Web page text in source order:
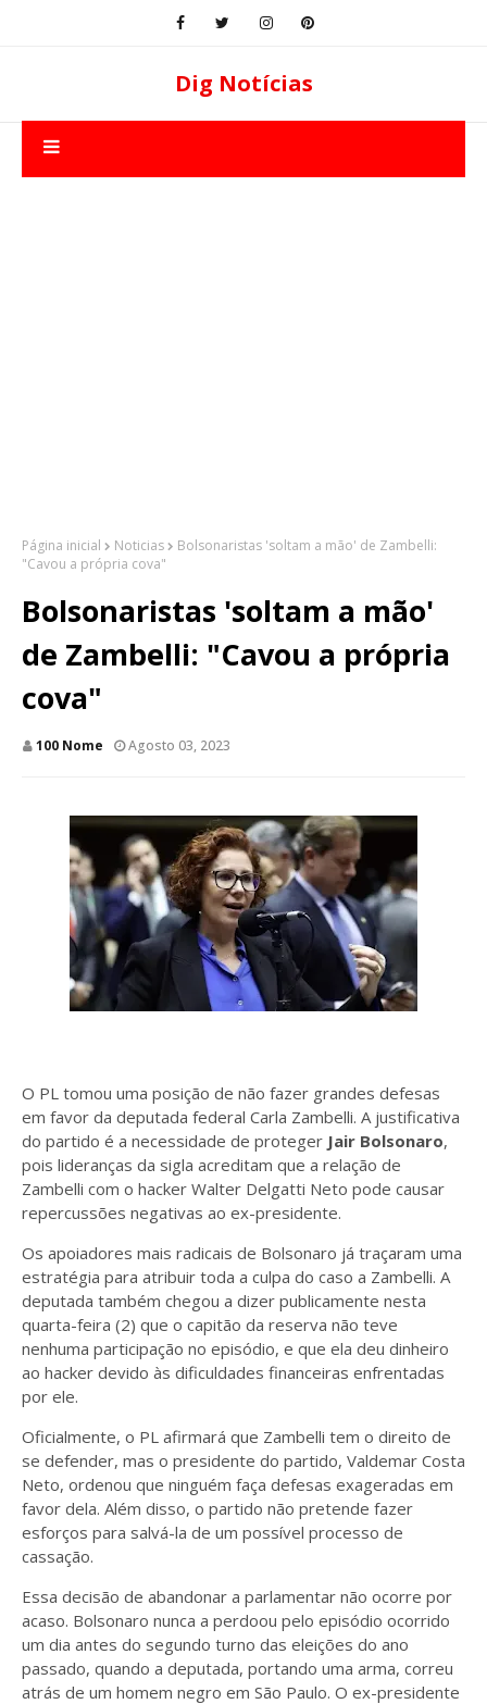
Dig Notícias
Página inicial Noticias
Bolsonaristas 'soltam a mão' de Zambelli:
"Cavou a própria cova"
Bolsonaristas 'soltam a mão'
de Zambelli: "Cavou a própria
cova"
100 Nome Agosto 03, 2023
O PL tomou uma posição de não fazer grandes defesas
em favor da deputada federal Carla Zambelli. A justificativa
do partido é a necessidade de proteger Jair Bolsonaro,
pois lideranças da sigla acreditam que a relação de
Zambelli com o hacker Walter Delgatti Neto pode causar
repercussões negativas ao ex-presidente.
Os apoiadores mais radicais de Bolsonaro já traçaram uma
estratégia para atribuir toda a culpa do caso a Zambelli. A
deputada também chegou a dizer publicamente nesta
quarta-feira (2) que o capitão da reserva não teve
nenhuma participação no episódio, e que ela deu dinheiro
ao hacker devido às dificuldades financeiras enfrentadas
por ele.
Oficialmente, o PL afirmará que Zambelli tem o direito de
se defender, mas o presidente do partido, Valdemar Costa
Neto, ordenou que ninguém faça defesas exageradas em
favor dela. Além disso, o partido não pretende fazer
esforços para salvá-la de um possível processo de
cassação.
Essa decisão de abandonar a parlamentar não ocorre por
acaso. Bolsonaro nunca a perdoou pelo episódio ocorrido
um dia antes do segundo turno das eleições do ano
passado, quando a deputada, portando uma arma, correu
atrás de um homem negro em São Paulo. O ex-presidente